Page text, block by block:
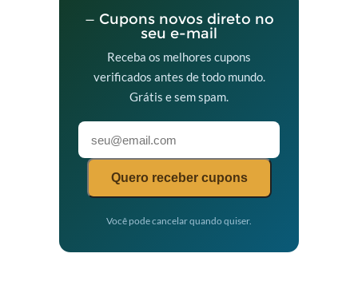
— Cupons novos direto no
seu e-mail
Receba os melhores cupons
verificados antes de todo mundo.
Grátis e sem spam.
Quero receber cupons
Você pode cancelar quando quiser.